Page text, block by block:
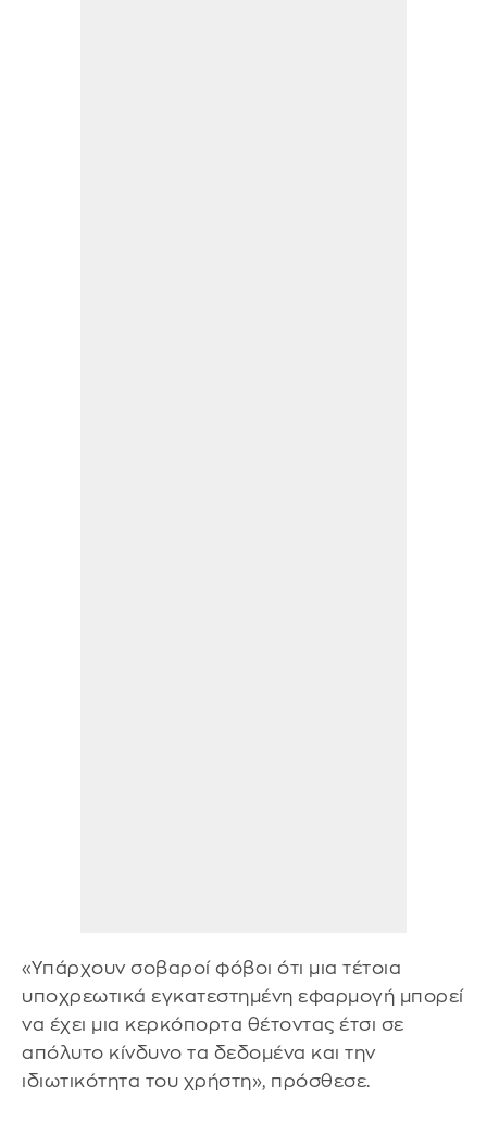
«Υπάρχουν σοβαροί φόβοι ότι μια τέτοια
υποχρεωτικά εγκατεστημένη εφαρμογή μπορεί
να έχει μια κερκόπορτα θέτοντας έτσι σε
απόλυτο κίνδυνο τα δεδομένα και την
ιδιωτικότητα του χρήστη», πρόσθεσε.